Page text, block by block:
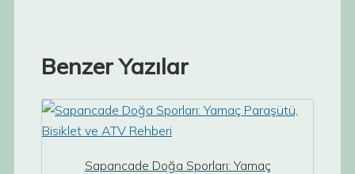
Benzer Yazılar
Sapancade Doğa Sporları: Yamaç